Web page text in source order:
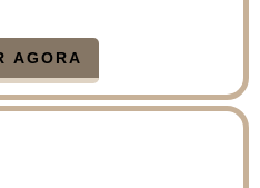
AGORA